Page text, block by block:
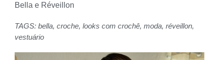
Bella e Réveillon
TAGS: bella, croche, looks com crochê, moda, réveillon,
vestuário